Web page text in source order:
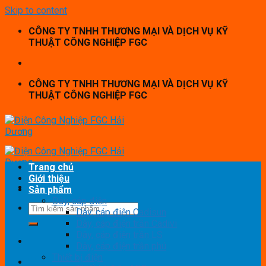
Skip to content
CÔNG TY TNHH THƯƠNG MẠI VÀ DỊCH VỤ KỸ
THUẬT CÔNG NGHIỆP FGC
CÔNG TY TNHH THƯƠNG MẠI VÀ DỊCH VỤ KỸ
THUẬT CÔNG NGHIỆP FGC
Thôn Gạch, Thị Trấn Lai Cách, Cẩm Giàng, Hải Dương
Trang chủ
Giới thiệu
Sản phẩm
Dây, cáp điện
Dây, cáp điện Cadisun
Dây, cáp điện trần Cadivi
Dây, cáp điện trần LS
Dây, cáp điện trần phú
Thiết bị điện